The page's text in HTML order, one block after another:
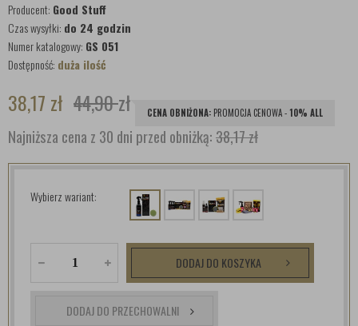
Producent: Good Stuff
Czas wysyłki: do 24 godzin
Numer katalogowy: GS 051
Dostępność: duża ilość
38,17 zł 44,90zł CENA OBNIŻONA: PROMOCJA CENOWA -10% ALL
Najniższa cena z 30 dni przed obniżką:38,17 zł
Wybierz wariant:
DODAJ DO KOSZYKA
DODAJ DO PRZECHOWALNI